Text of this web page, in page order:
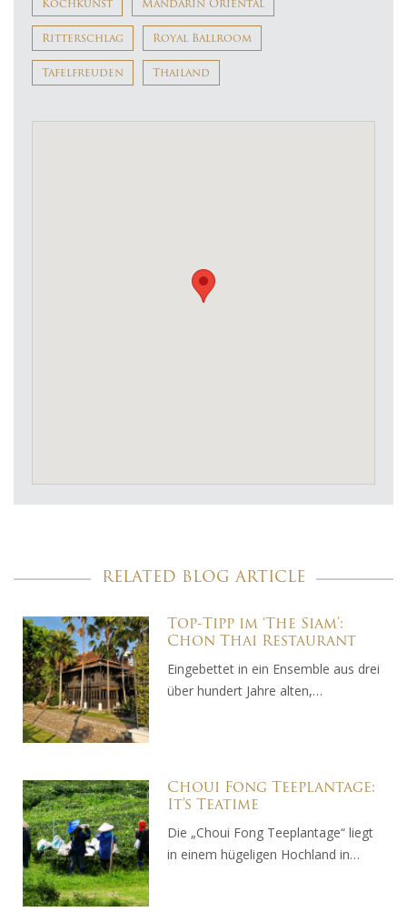
Kochkunst Mandarin Oriental
Ritterschlag Royal Ballroom
Tafelfreuden Thailand
RELATED BLOG ARTICLE
Top-Tipp im ‘The Siam’:
Chon Thai Restaurant
Eingebettet in ein Ensemble aus drei
über hundert Jahre alten,…
Choui Fong Teeplantage:
It’s Teatime
Die „Choui Fong Teeplantage“ liegt
in einem hügeligen Hochland in…